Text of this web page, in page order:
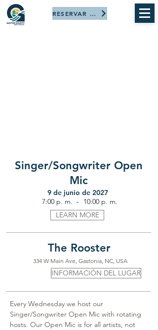
RESERVAR AHORA
Singer/Songwriter Open
Mic
9 de junio de 2027
7:00 p. m. -
10:00 p. m.
LEARN MORE
The Rooster
334 W Main Ave, Gastonia, NC, USA
INFORMACIÓN DEL LUGAR
Every Wednesday we host our
Singer/Songwriter Open Mic with rotating
hosts. Our Open Mic is for all artists, not